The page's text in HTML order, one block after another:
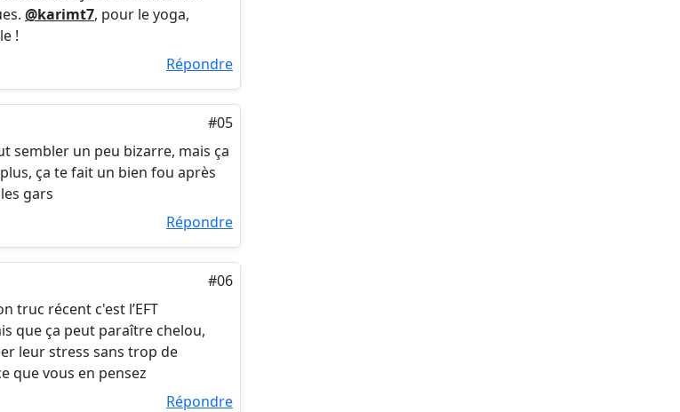
@karimt7, pour le yoga,
!
Répondre
#05
sembler un peu bizarre, mais ça
ça te fait un bien fou après
gars
Répondre
#06
truc récent c'est l’EFT
que ça peut paraître chelou,
leur stress sans trop de
que vous en pensez
Répondre